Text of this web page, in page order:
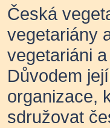
Česká
vegetariány
vegetariáni
Důvodem
organizace,
sdružovat